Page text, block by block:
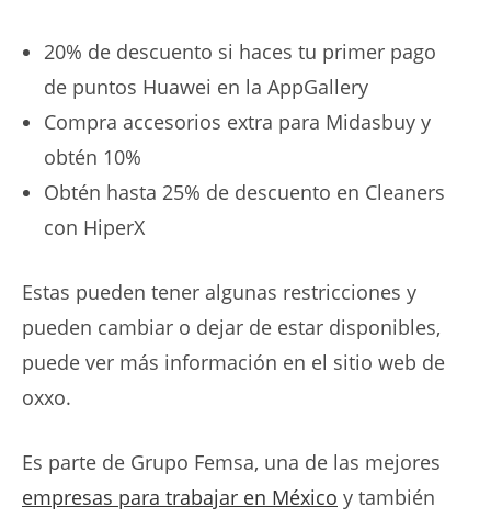
20% de descuento si haces tu primer pago
de puntos Huawei en la AppGallery
Compra accesorios extra para Midasbuy y
obtén 10%
Obtén hasta 25% de descuento en Cleaners
con HiperX
Estas pueden tener algunas restricciones y
pueden cambiar o dejar de estar disponibles,
puede ver más información en el sitio web de
oxxo.
Es parte de Grupo Femsa, una de las mejores
empresas para trabajar en México y también